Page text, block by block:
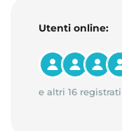
Utenti online:
e altri 16